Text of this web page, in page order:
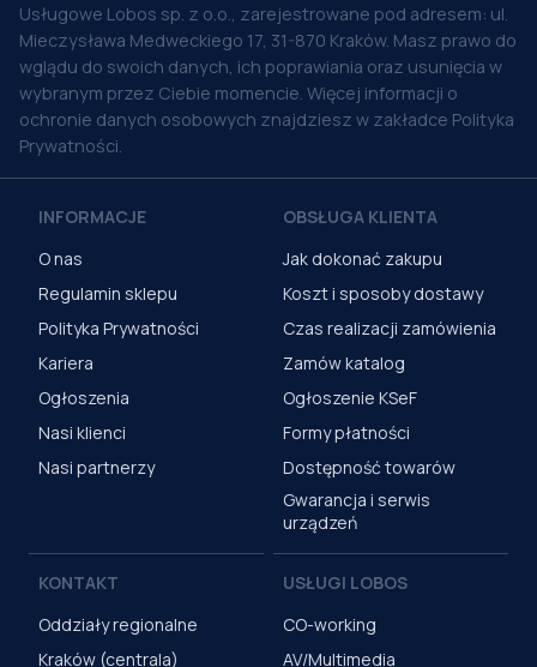
Usługowe Lobos sp. z o.o., zarejestrowane pod adresem: ul.
Mieczysława Medweckiego 17, 31-870 Kraków. Masz prawo do
wglądu do swoich danych, ich poprawiania oraz usunięcia w
wybranym przez Ciebie momencie. Więcej informacji o
ochronie danych osobowych znajdziesz w zakładce Polityka
Prywatności.
INFORMACJE
O nas
Regulamin sklepu
Polityka Prywatności
Kariera
Ogłoszenia
Nasi klienci
Nasi partnerzy
OBSŁUGA KLIENTA
Jak dokonać zakupu
Koszt i sposoby dostawy
Czas realizacji zamówienia
Zamów katalog
Ogłoszenie KSeF
Formy płatności
Dostępność towarów
Gwarancja i serwis
urządzeń
KONTAKT
Oddziały regionalne
Kraków (centrala)
USŁUGI LOBOS
CO-working
AV/Multimedia